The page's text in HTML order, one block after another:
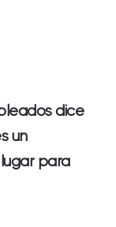
dice
un
para